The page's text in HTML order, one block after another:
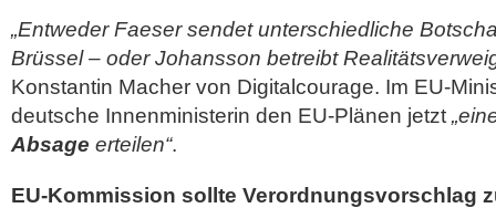
„Entweder Faeser sendet unterschiedliche
Brüssel – oder Johansson betreibt
Konstantin Macher von Digitalcourage. Im EU-
deutsche Innenministerin den EU-Plänen jetzt
Absage erteilen“.
EU-Kommission sollte Verordnungsvorschlag